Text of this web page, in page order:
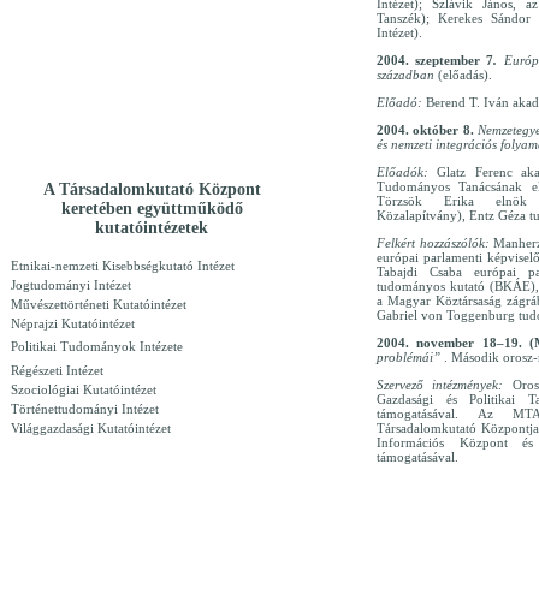
A Társadalomkutató Központ
keretében együttműködő
kutatóintézetek
Etnikai-nemzeti Kisebbségkutató Intézet
Jogtudományi Intézet
Művészettörténeti Kutatóintézet
Néprajzi Kutatóintézet
Politikai Tudományok Intézete
Régészeti Intézet
Szociológiai Kutatóintézet
Történettudományi Intézet
Világgazdasági Kutatóintézet
Intézet); Szlávik János,
Tanszék); Kerekes
Intézet).
2004. szeptember 7.
században (előadás).
Előadó: Berend T. Iván
2004. október 8.
és nemzeti integrációs
Előadók: Glatz Ferenc
Tudományos
Törzsök Erika elnök
Közalapítvány), Entz Géza
Felkért hozzászólók:
európai parlamenti
Tabajdi Csaba európai
tudományos kutató
a Magyar Köztársaság
Gabriel von Toggenburg
2004. november 18–19.
problémái” . Második
Szervező intézmények:
Gazdasági és Politikai
támogatásával. Az
Társadalomkutató
Információs Központ és
támogatásával.